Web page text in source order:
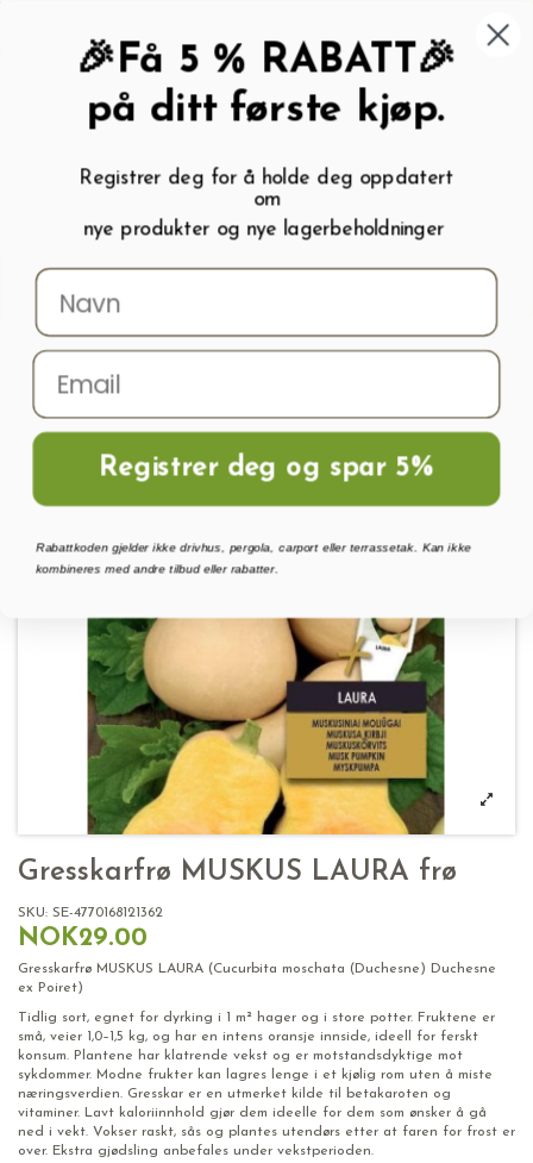
My wishlist ( 0
Menu Søk Logg inn Handlevogn
Hjem
LAURA
Gresskarfrø MUSKUS LAURA frø
SKU: SE-4770168121362
NOK29.00
Gresskarfrø MUSKUS LAURA (Cucurbita moschata (Duchesne) Duchesne
ex Poiret)
Tidlig sort, egnet for dyrking i 1 m² hager og i store potter. Fruktene er
små, veier 1,0–1,5 kg, og har en intens oransje innside, ideell for ferskt
konsum. Plantene har klatrende vekst og er motstandsdyktige mot
sykdommer. Modne frukter kan lagres lenge i et kjølig rom uten å miste
næringsverdien. Gresskar er en utmerket kilde til betakaroten og
vitaminer. Lavt kaloriinnhold gjør dem ideelle for dem som ønsker å gå
ned i vekt. Vokser raskt, sås og plantes utendørs etter at faren for frost er
over. Ekstra gjødsling anbefales under vekstperioden.
🎉Få 5 % RABATT🎉
på ditt første kjøp.
Registrer deg for å holde deg oppdatert
om
nye produkter og nye lagerbeholdninger
Registrer deg og spar 5%
Rabattkoden gjelder ikke drivhus, pergola, carport eller terrassetak. Kan ikke
kombineres med andre tilbud eller rabatter.